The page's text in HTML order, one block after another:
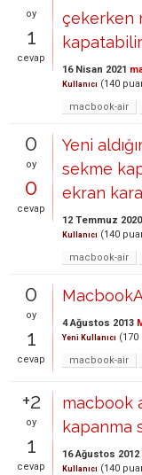
oy
1
cevap
çekerken
16 Nisan 2021
Kullanıcı (140
macbook-air
0
oy
0
cevap
Yeni
sekme
ekran
12 Temmuz 2020
Kullanıcı (140
macbook-air
0
oy
1
cevap
4 Ağustos 2013
Yeni Kullanıcı (170
macbook-air
+2
oy
1
cevap
macbook
kapanma
16 Ağustos 2012
Kullanıcı (140